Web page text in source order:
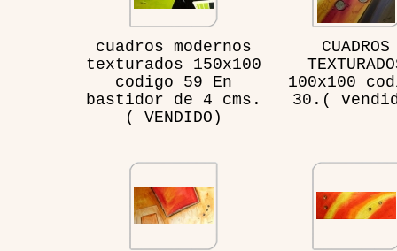
cuadros modernos
texturados 150x100
codigo 59 En
bastidor de 4 cms.
( VENDIDO)
CUADROS
100x100
30.(